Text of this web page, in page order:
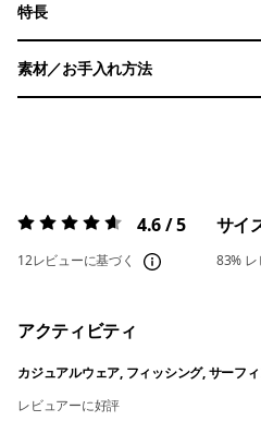
特長
素材／お手入れ方法
評価:4.6 / 5 4.6 / 5
12レビューに基づく
サイ
83%
アクティビティ
カジュアルウェア, フィッシング, サーフ
レビュアーに好評